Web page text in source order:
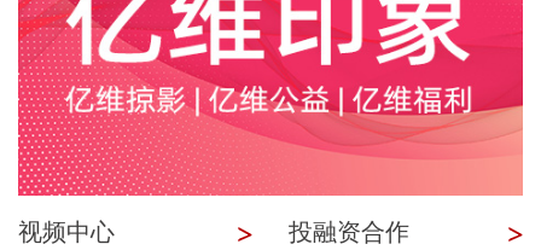
视频中心 投融资合作